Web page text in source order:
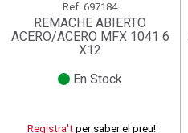
Ref. 697184
REMACHE ABIERTO
ACERO/ACERO MFX 1041 6
X12
En Stock
Registra't per saber el preu!